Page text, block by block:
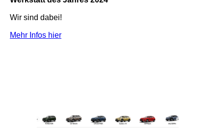
Wir sind dabei!
Mehr Infos hier